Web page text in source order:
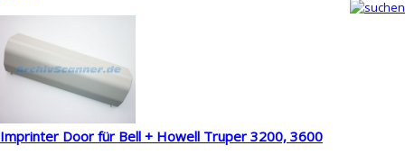
Imprinter Door für Bell + Howell Truper 3200, 3600